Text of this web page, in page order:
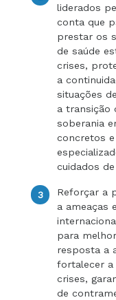
liderados
conta que
prestar os
de saúde
crises,
a
situações
a transição
soberania
concretos
cuidados
Reforçar a
a ameaças
para
resposta a
fortalecer a
crises,
de